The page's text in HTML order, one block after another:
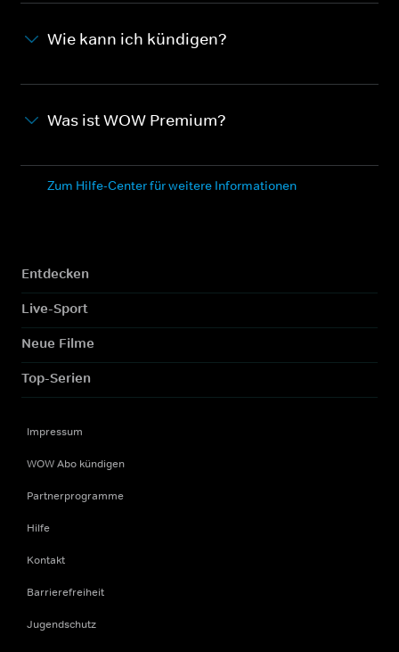
Wie kann ich kündigen?
Was ist WOW Premium?
Zum Hilfe-Center für weitere Informationen
Entdecken
Live-Sport
Neue Filme
Top-Serien
Impressum
WOW Abo kündigen
Partnerprogramme
Hilfe
Kontakt
Barrierefreiheit
Jugendschutz